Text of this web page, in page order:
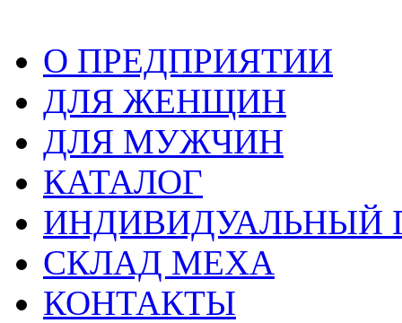
О ПРЕДПРИЯТИИ
ДЛЯ ЖЕНЩИН
ДЛЯ МУЖЧИН
КАТАЛОГ
ИНДИВИДУАЛЬНЫЙ
СКЛАД МЕХА
КОНТАКТЫ